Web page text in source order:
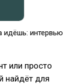
идёшь: интервью
или просто
найдёт для